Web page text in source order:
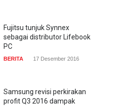
miliar dolar
INTERNET 22 Februari 2017
Fujitsu tunjuk Synnex
sebagai distributor Lifebook
PC
BERITA 17 Desember 2016
Samsung revisi perkirakan
profit Q3 2016 dampak